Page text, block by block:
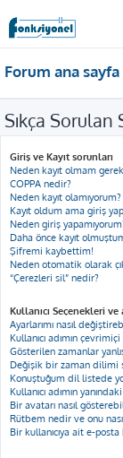
Forum ana sayfa
Sıkça Sorulan
Giriş ve Kayıt sorunları
Neden kayıt olmam
COPPA nedir?
Neden kayıt olamıyorum?
Kayıt oldum ama giriş
Neden giriş
Daha önce kayıt
Şifremi kaybettim!
Neden otomatik olarak
“Çerezleri sil” nedir?
Kullanıcı Seçenekleri ve
Ayarlarımı nasıl
Kullanıcı adımın
Gösterilen zamanlar
Değişik bir zaman dilimi
Konuştuğum dil listede
Kullanıcı adımın
Bir avatarı nasıl
Rütbem nedir ve onu
Bir kullanıcıya ait e-posta